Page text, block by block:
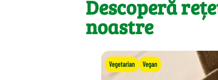
Descoperă
noastre
Vegetarian Vegan